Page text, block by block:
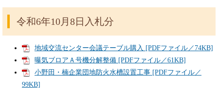
令和6年10月8日入札分
地域交流センター会議テーブル購入 [PDFファイル／74KB]
曝気ブロアＡ号機分解整備 [PDFファイル／61KB]
小野田・楠企業団地防火水槽設置工事 [PDFファイル／
99KB]